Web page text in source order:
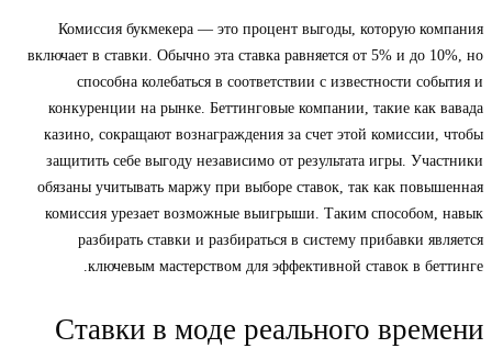
Комиссия букмекера — это процент выгоды, которую компания
включает в ставки. Обычно эта ставка равняется от 5% и до 10%, но
способна колебаться в соответствии с известности события и
конкуренции на рынке. Беттинговые компании, такие как вавада
казино, сокращают вознаграждения за счет этой комиссии, чтобы
защитить себе выгоду независимо от результата игры. Участники
обязаны учитывать маржу при выборе ставок, так как повышенная
комиссия урезает возможные выигрыши. Таким способом, навык
разбирать ставки и разбираться в систему прибавки является
ключевым мастерством для эффективной ставок в беттинге.
Ставки в моде реального времени